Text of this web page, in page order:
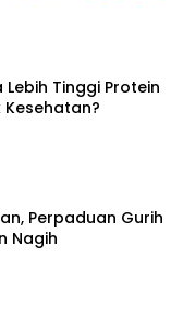
Tinggi Protein
Kesehatan?
Perpaduan Gurih
Nagih